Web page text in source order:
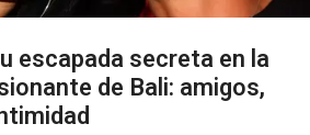
escapada secreta en la
de Bali: amigos,